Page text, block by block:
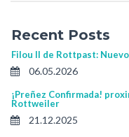
Recent Posts
Filou II de Rottpast:
06.05.2026
¡Preñez Confirmada!
Rottweiler
21.12.2025